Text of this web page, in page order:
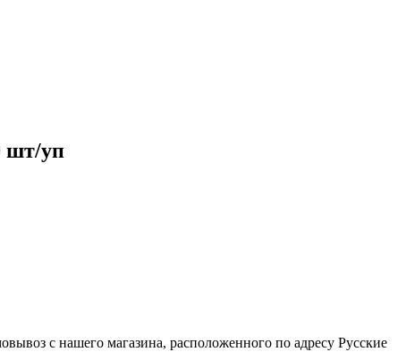
уп
с нашего магазина, расположенного по адресу Русские